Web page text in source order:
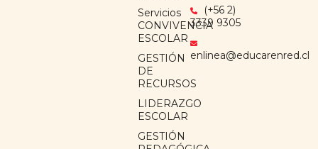
Servicios
CONVIVENCIA
ESCOLAR
GESTIÓN
DE
RECURSOS
LIDERAZGO
ESCOLAR
GESTIÓN
(+56 2)
3339 9305
enlinea@educarenred.cl